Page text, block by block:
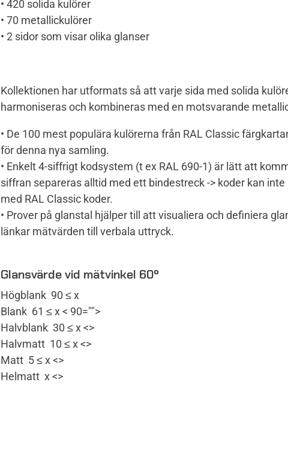
• 420 solida kulörer
• 70 metallickulörer
• 2 sidor som visar olika glanser
Kollektionen har utformats så att varje sida med solida
harmoniseras och kombineras med en motsvarande
• De 100 mest populära kulörerna från RAL Classic
för denna nya samling.
• Enkelt 4-siffrigt kodsystem (t ex RAL 690-1) är lätt att
siffran separeras alltid med ett bindestreck -> koder kan inte
med RAL Classic koder.
• Prover på glanstal hjälper till att visualiera och definiera
länkar mätvärden till verbala uttryck.
Glansvärde vid mätvinkel 60º
Högblank 90 ≤ x
Blank 61 ≤ x < 90="">
Halvblank 30 ≤ x <>
Halvmatt 10 ≤ x <>
Matt 5 ≤ x <>
Helmatt x <>